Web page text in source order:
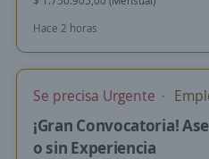
Hace 2 horas
Se precisa Urgente
¡Gran Convocatoria!
o sin Experiencia